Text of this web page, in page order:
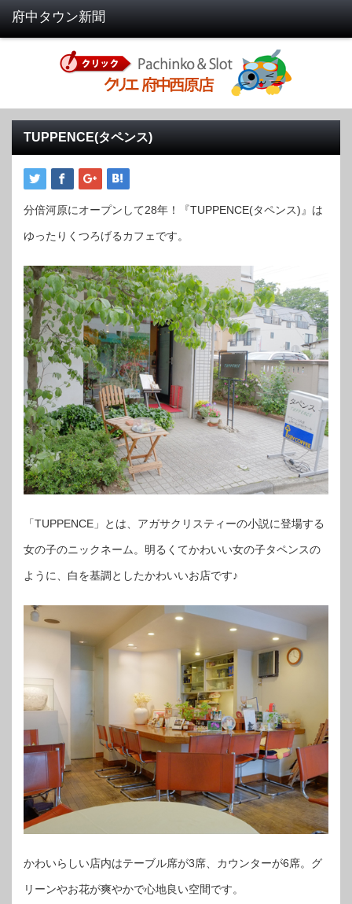
TUPPENCE(タペンス)
分倍河原にオープンして28年！『TUPPENCE(タペンス)』は
ゆったりくつろげるカフェです。
「TUPPENCE」とは、アガサクリスティーの小説に登場する
女の子のニックネーム。明るくてかわいい女の子タペンスの
ように、白を基調としたかわいいお店です♪
かわいらしい店内はテーブル席が3席、カウンターが6席。グ
リーンやお花が爽やかで心地良い空間です。